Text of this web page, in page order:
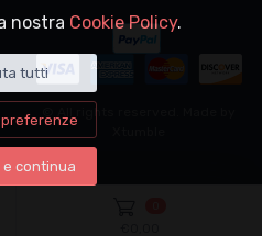
nostra Cookie Policy.
tutti
continua